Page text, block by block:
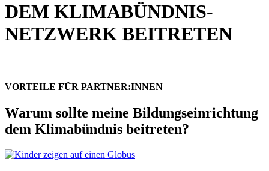
DEM KLIMABÜNDNIS-
NETZWERK BEITRETEN
VORTEILE FÜR PARTNER:INNEN
Warum sollte meine Bildungseinrichtung
dem Klimabündnis beitreten?